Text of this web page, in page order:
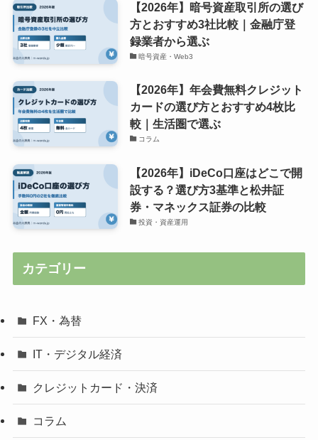
【2026年】暗号資産取引所の選び
方とおすすめ3社比較｜金融庁登
録業者から選ぶ
暗号資産・Web3
【2026年】年会費無料クレジット
カードの選び方とおすすめ4枚比
較｜生活圏で選ぶ
コラム
【2026年】iDeCo口座はどこで開
設する？選び方3基準と松井証
券・マネックス証券の比較
投資・資産運用
カテゴリー
FX・為替
IT・デジタル経済
クレジットカード・決済
コラム